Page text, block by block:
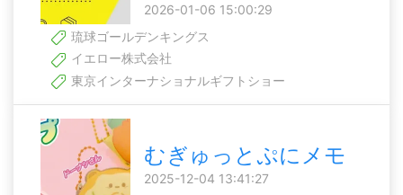
2026-01-06 15:00:29
琉球ゴールデンキングス
イエロー株式会社
東京インターナショナルギフトショー
むぎゅっとぷにメモ
2025-12-04 13:41:27